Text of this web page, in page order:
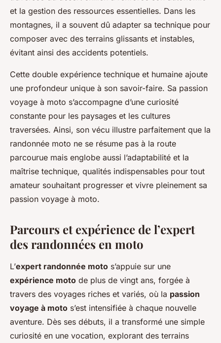
et la gestion des ressources essentielles. Dans les
montagnes, il a souvent dû adapter sa technique pour
composer avec des terrains glissants et instables,
évitant ainsi des accidents potentiels.
Cette double expérience technique et humaine ajoute
une profondeur unique à son savoir-faire. Sa passion
voyage à moto s’accompagne d’une curiosité
constante pour les paysages et les cultures
traversées. Ainsi, son vécu illustre parfaitement que la
randonnée moto ne se résume pas à la route
parcourue mais englobe aussi l’adaptabilité et la
maîtrise technique, qualités indispensables pour tout
amateur souhaitant progresser et vivre pleinement sa
passion voyage à moto.
Parcours et expérience de l’expert
des randonnées en moto
L’expert randonnée moto s’appuie sur une
expérience moto de plus de vingt ans, forgée à
travers des voyages riches et variés, où la passion
voyage à moto s’est intensifiée à chaque nouvelle
aventure. Dès ses débuts, il a transformé une simple
curiosité en une vocation, explorant des terrains